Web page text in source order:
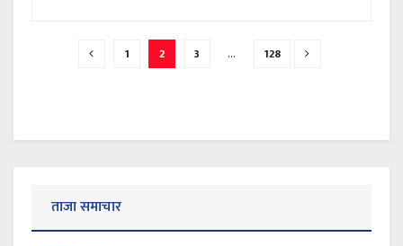
1 2 3 … 128
ताजा समाचार